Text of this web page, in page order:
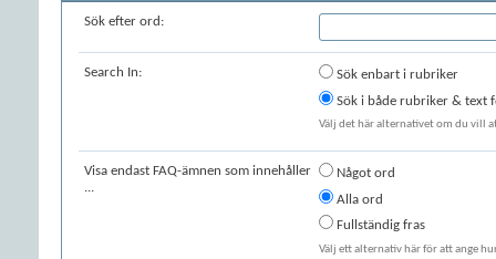
Sök efter ord:
Search In:
Sök enbart i rubriker
Sök i både rubriker & text
Välj det här alternativet om du vill
Visa endast FAQ-ämnen som innehåller
...
Något ord
Alla ord
Fullständig fras
Välj ett alternativ här för att ange